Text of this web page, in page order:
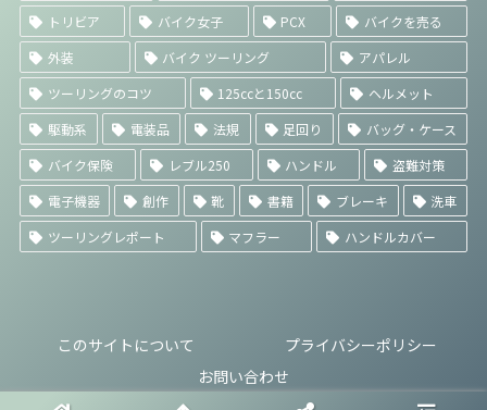
トリビア
バイク女子 PCX
バイクを売る
外装
バイク ツーリング
アパレル
ツーリングのコツ
125ccと150cc
ヘルメット
駆動系
電装品 法規 足回り
バッグ・ケース
バイク保険
レブル250 ハンドル
盗難対策
電子機器
創作 靴 書籍 ブレーキ
洗車
ツーリングレポート
マフラー ハンドルカバー
このサイトについて
プライバシーポリシー
お問い合わせ